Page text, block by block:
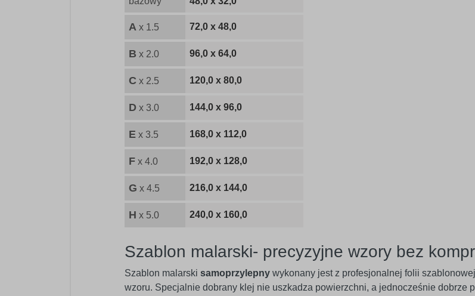
A x 1.5 72,0 x 48,0
B x 2.0 96,0 x 64,0
C x 2.5 120,0 x 80,0
D x 3.0 144,0 x 96,0
E x 3.5 168,0 x 112,0
F x 4.0 192,0 x 128,0
G x 4.5 216,0 x 144,0
H x 5.0 240,0 x 160,0
Szablon malarski- precyzyjne wzory bez
Szablon malarski samoprzylepny wykonany jest z profesjonalnej folii
wzoru. Specjalnie dobrany klej nie uszkadza powierzchni, a jednocześnie dobrze